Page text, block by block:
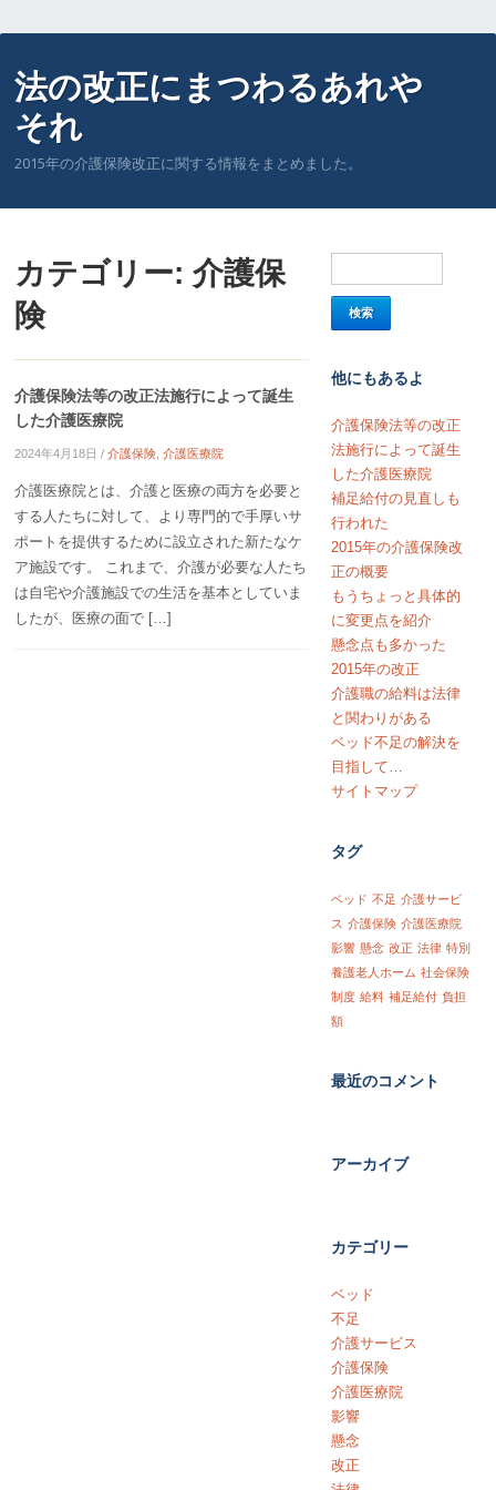
法の改正にまつわるあれや
それ
2015年の介護保険改正に関する情報をまとめました。
カテゴリー:介護保
険
介護保険法等の改正法施行によって誕生
した介護医療院
2024年4月18日 /介護保険 ,介護医療院
介護医療院とは、介護と医療の両方を必要と
する人たちに対して、より専門的で手厚いサ
ポートを提供するために設立された新たなケ
ア施設です。 これまで、介護が必要な人たち
は自宅や介護施設での生活を基本としていま
したが、医療の面で […]
他にもあるよ
介護保険法等の改正
法施行によって誕生
した介護医療院
補足給付の見直しも
行われた
2015年の介護保険改
正の概要
もうちょっと具体的
に変更点を紹介
懸念点も多かった
2015年の改正
介護職の給料は法律
と関わりがある
ベッド不足の解決を
目指して…
サイトマップ
タグ
ベッド 不足 介護サービ
ス 介護保険 介護医療院
影響 懸念 改正 法律 特別
養護老人ホーム 社会保険
制度 給料 補足給付 負担
額
最近のコメント
アーカイブ
カテゴリー
ベッド
不足
介護サービス
介護保険
介護医療院
影響
懸念
改正